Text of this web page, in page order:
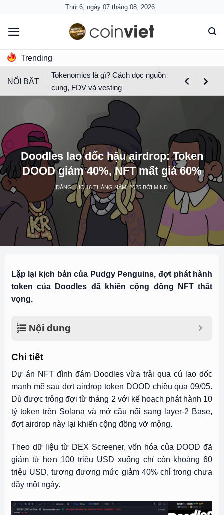
content
Thứ 6, ngày 07 tháng 08, 2026
Trending
NỔI BẬT
Tokenomics là gì? Cách đọc nguồn
cung, FDV và vesting
Doodles lao dốc hậu airdrop: Token
DOOD giảm 40%, NFT mất giá 60%
ĐĂNG LÚC16 THÁNG NĂM, 2025 BỞI MIND
Lặp lại kịch bản của Pudgy Penguins, đợt phát hành
token của Doodles đã khiến cộng đồng NFT thất
vọng.
Nội dung
Chi tiết
Dự án NFT đình đám Doodles vừa trải qua cú lao dốc
mạnh mẽ sau đợt airdrop token DOOD chiều qua 09/05.
Dù được trông đợi từ tháng 2 với kế hoạch phát hành 10
tỷ token trên Solana và mở cầu nối sang layer-2 Base,
đợt airdrop này lại khiến cộng đồng vỡ mộng.
Theo dữ liệu từ DEX Screener, vốn hóa của DOOD đã
giảm từ hơn 100 triệu USD xuống chỉ còn khoảng 60
triệu USD, tương đương mức giảm 40% chỉ trong chưa
đầy một ngày.